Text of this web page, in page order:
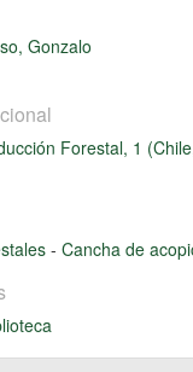
Gonzalo
Forestal, 1
- Cancha de